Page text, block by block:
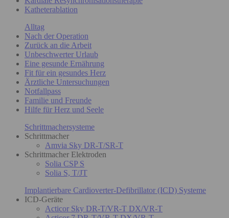
Katheterablation
Alltag
Nach der Operation
Zurück an die Arbeit
Unbeschwerter Urlaub
Eine gesunde Ernährung
Fit für ein gesundes Herz
Ärztliche Untersuchungen
Notfallpass
Familie und Freunde
Hilfe für Herz und Seele
Schrittmachersysteme
Schrittmacher
Amvia Sky DR-T/SR-T
Schrittmacher Elektroden
Solia CSP S
Solia S, T/JT
Implantierbare Cardioverter-Defibrillator (ICD) Systeme
ICD-Geräte
Acticor Sky DR-T/VR-T DX/VR-T